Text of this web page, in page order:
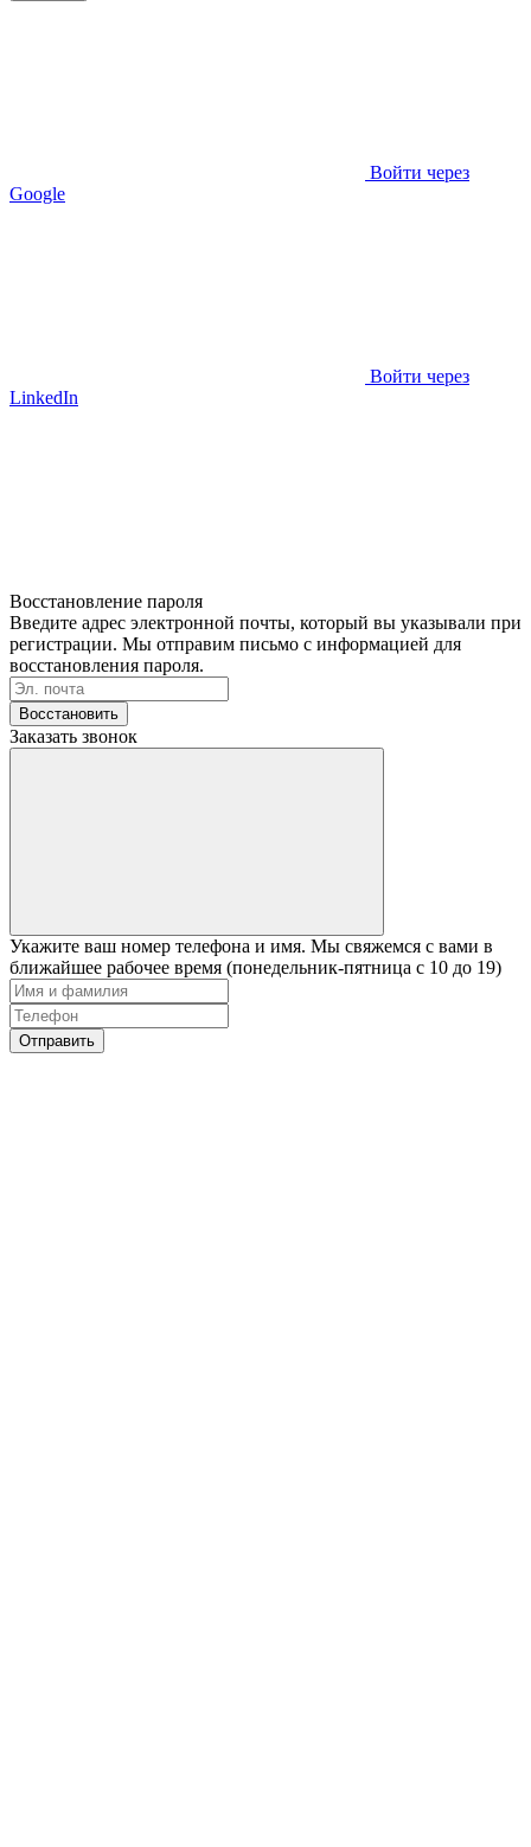
Войти через
Google
Войти через
LinkedIn
Восстановление пароля
Введите адрес электронной почты, который вы указывали при
регистрации. Мы отправим письмо с информацией для
восстановления пароля.
Восстановить
Заказать звонок
Укажите ваш номер телефона и имя. Мы свяжемся с вами в
ближайшее рабочее время (понедельник-пятница с 10 до 19)
Отправить